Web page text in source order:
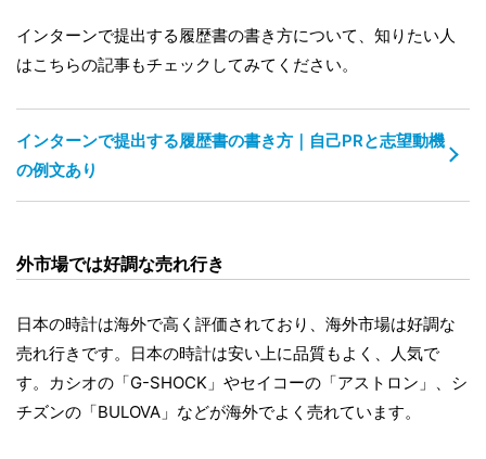
インターンで提出する履歴書の書き方について、知りたい人
はこちらの記事もチェックしてみてください。
インターンで提出する履歴書の書き方｜自己PRと志望動機
の例文あり
外市場では好調な売れ行き
日本の時計は海外で高く評価されており、海外市場は好調な
売れ行きです。日本の時計は安い上に品質もよく、人気で
す。カシオの「G-SHOCK」やセイコーの「アストロン」、シ
チズンの「BULOVA」などが海外でよく売れています。